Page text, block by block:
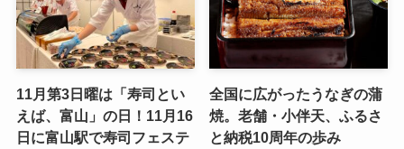
11月第3日曜は「寿司とい
えば、富山」の日！11月16
日に富山駅で寿司フェステ
全国に広がったうなぎの蒲
焼。老舗・小伴天、ふるさ
と納税10周年の歩み